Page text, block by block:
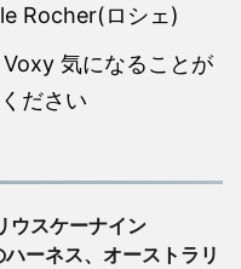
Rocher(ロシェ)
気になることが
ださい
ウスケーナイン
ーネス、オーストラリ